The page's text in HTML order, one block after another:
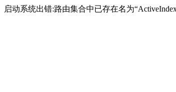
启动系统出错:路由集合中已存在名为